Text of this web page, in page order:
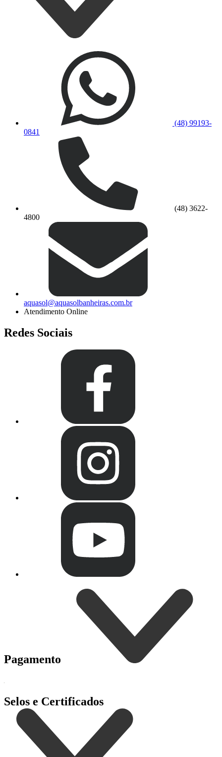
(48) 99193-
0841
(48) 3622-
4800
aquasol@aquasolbanheiras.com.br
Atendimento Online
Redes Sociais
Pagamento
Selos e Certificados